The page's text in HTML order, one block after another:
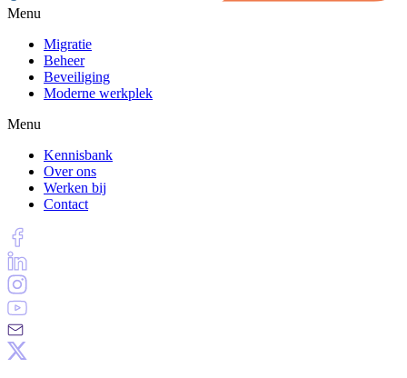
Menu
Migratie
Beheer
Beveiliging
Moderne werkplek
Menu
Kennisbank
Over ons
Werken bij
Contact